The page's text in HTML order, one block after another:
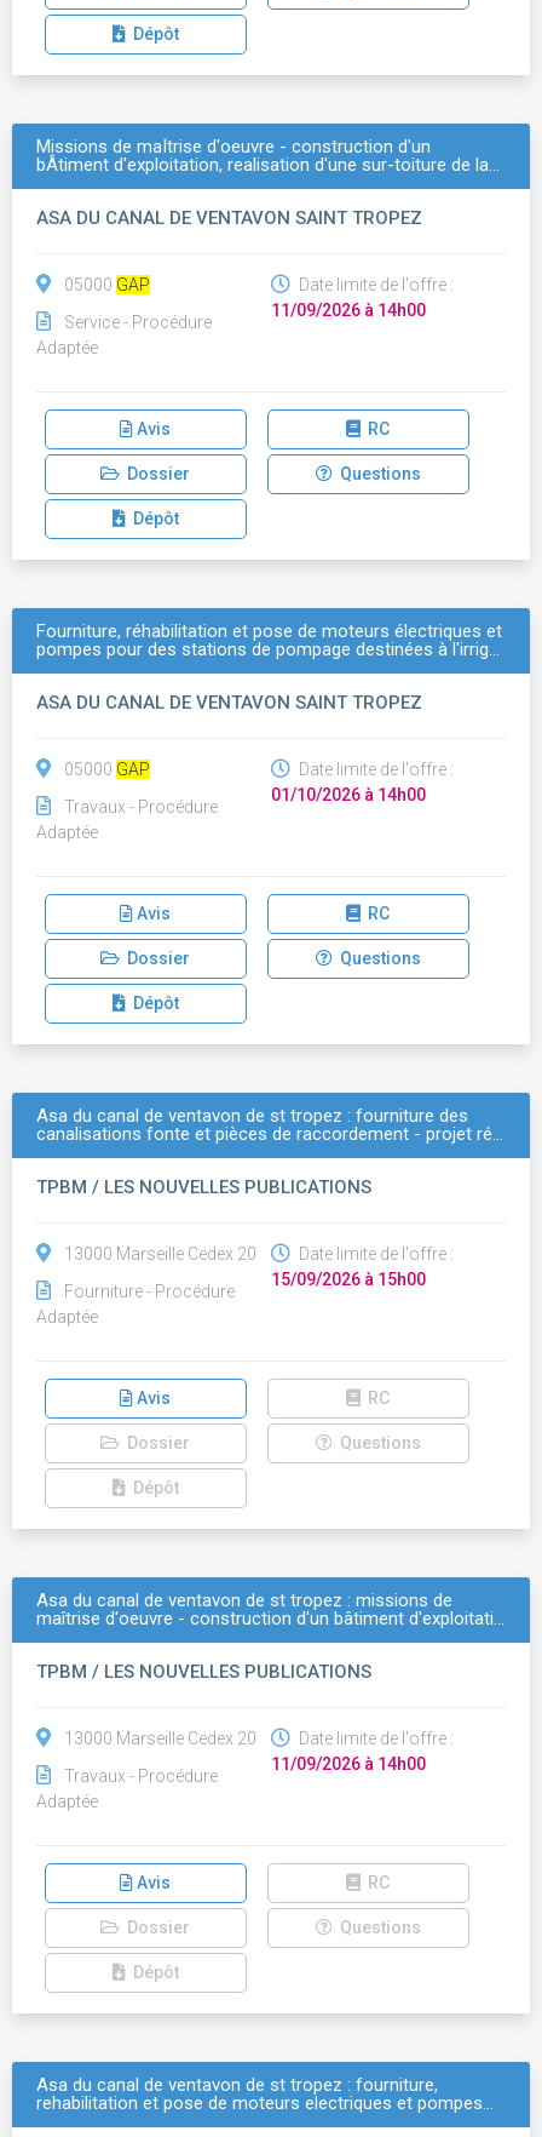
Dépôt
Missions de maÎtrise d'oeuvre - construction d'un
bÂtiment d'exploitation, realisation d'une sur-toiture de la…
ASA DU CANAL DE VENTAVON SAINT TROPEZ
05000 GAP
Service - Procédure
Adaptée
Date limite de l'offre :
11/09/2026 à 14h00
Avis RC
Dossier Questions
Dépôt
Fourniture, réhabilitation et pose de moteurs électriques et
pompes pour des stations de pompage destinées à l'irrig…
ASA DU CANAL DE VENTAVON SAINT TROPEZ
05000 GAP
Travaux - Procédure
Adaptée
Date limite de l'offre :
01/10/2026 à 14h00
Avis RC
Dossier Questions
Dépôt
Asa du canal de ventavon de st tropez : fourniture des
canalisations fonte et pièces de raccordement - projet ré…
TPBM / LES NOUVELLES PUBLICATIONS
13000 Marseille Cedex 20
Fourniture - Procédure
Adaptée
Date limite de l'offre :
15/09/2026 à 15h00
Avis RC
Dossier Questions
Dépôt
Asa du canal de ventavon de st tropez : missions de
maîtrise d'oeuvre - construction d'un bâtiment d'exploitati…
TPBM / LES NOUVELLES PUBLICATIONS
13000 Marseille Cedex 20
Travaux - Procédure
Adaptée
Date limite de l'offre :
11/09/2026 à 14h00
Avis RC
Dossier Questions
Dépôt
Asa du canal de ventavon de st tropez : fourniture,
rehabilitation et pose de moteurs electriques et pompes…